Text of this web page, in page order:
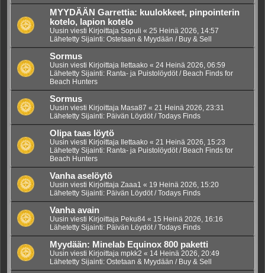
MYYDÄÄN Garrettia: kuulokkeet, pinpointerin
kotelo, lapion kotelo
Uusin viesti Kirjoittaja Sopuli « 25 Heinä 2026, 14:57
Lähetetty Sijainti: Ostetaan & Myydään / Buy & Sell
Sormus
Uusin viesti Kirjoittaja Ilettaako « 24 Heinä 2026, 06:59
Lähetetty Sijainti: Ranta- ja Puistolöydöt / Beach Finds for
Beach Hunters
Sormus
Uusin viesti Kirjoittaja Masa87 « 21 Heinä 2026, 23:31
Lähetetty Sijainti: Päivän Löydöt / Todays Finds
Olipa taas löytö
Uusin viesti Kirjoittaja Ilettaako « 21 Heinä 2026, 15:23
Lähetetty Sijainti: Ranta- ja Puistolöydöt / Beach Finds for
Beach Hunters
Vanha aselöytö
Uusin viesti Kirjoittaja Zaaa1 « 19 Heinä 2026, 15:20
Lähetetty Sijainti: Päivän Löydöt / Todays Finds
Vanha avain
Uusin viesti Kirjoittaja Peku84 « 15 Heinä 2026, 16:16
Lähetetty Sijainti: Päivän Löydöt / Todays Finds
Myydään: Minelab Equinox 800 paketti
Uusin viesti Kirjoittaja mpkk2 « 14 Heinä 2026, 20:49
Lähetetty Sijainti: Ostetaan & Myydään / Buy & Sell